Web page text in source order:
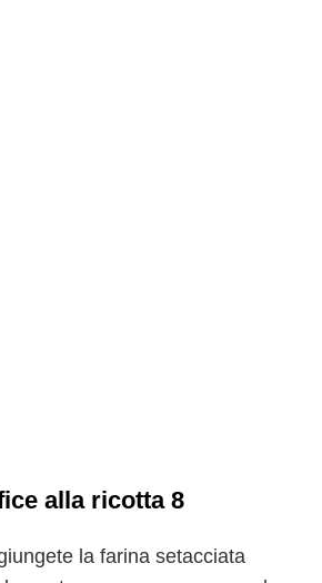
alla ricotta 8
la farina setacciata